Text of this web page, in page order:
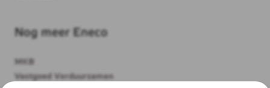
Nog meer Eneco
MKB
Vastgoed Verduurzamen